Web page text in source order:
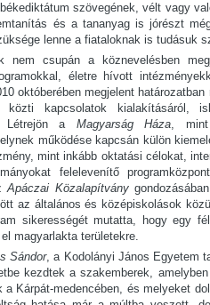
szövegének, vélt vagy
és a tananyag is jórészt
lenne a fiataloknak is tudásuk
nem csupán a köznevelésben
életre hívott
októberében megjelent
kapcsolatok kialakításáról,
Létrejön a Magyarság Háza, mint
működése kapcsán külön
mint inkább oktatási célokat,
felelevenítő
Apáczai Közalapítvány
az általános és középiskolások
sikerességét mutatta, hogy egy
magyarlakta területekre.
Sándor, a Kodolányi János Egyetem
kezdtek a szakemberek,
a Kárpát-medencében, és melyeket